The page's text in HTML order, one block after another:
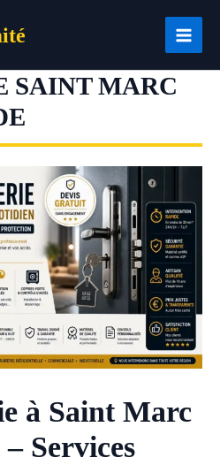
SAINT MARC
à Saint Marc
Services